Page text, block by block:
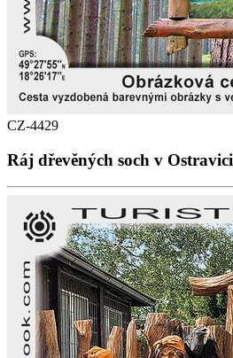
CZ-4429
Ráj dřevěných soch v Ostravici